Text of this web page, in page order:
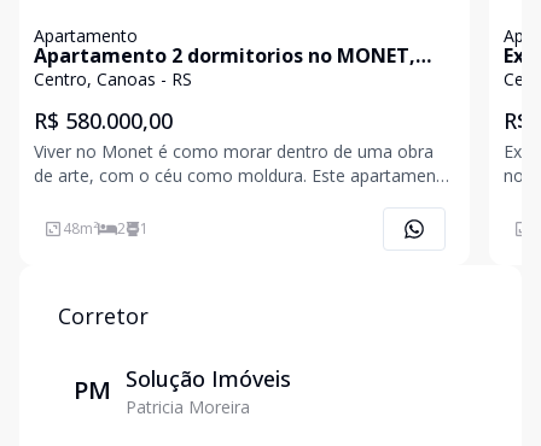
Apartamento
Apartamento 2 dormitorios no MONET,
centro Canoas
Centro, Canoas - RS
R$ 580.000,00
Viver no Monet é como morar dentro de uma obra
de arte, com o céu como moldura. Este apartamento
entrega exatamente aquilo que todo mundo procura:
luz natural abundante, ambientes acolhedores e uma
48m² 2 1
R$
no
Corretor
PM Solução Imóveis
Patricia Moreira